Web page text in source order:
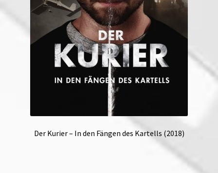
Der Kurier – In den Fängen des Kartells (2018)